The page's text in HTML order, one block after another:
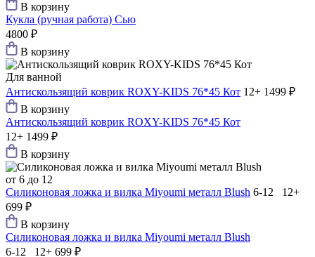
В корзину
Кукла (ручная работа) Сью
4800 ₽
В корзину
Для ванной
Антискользящий коврик ROXY-KIDS 76*45 Кот 12+ 1499 ₽
В корзину
Антискользящий коврик ROXY-KIDS 76*45 Кот
12+ 1499 ₽
В корзину
от 6 до 12
Силиконовая ложка и вилка Мiyoumi металл Blush 6-12 12+
699 ₽
В корзину
Силиконовая ложка и вилка Мiyoumi металл Blush
6-12 12+ 699 ₽